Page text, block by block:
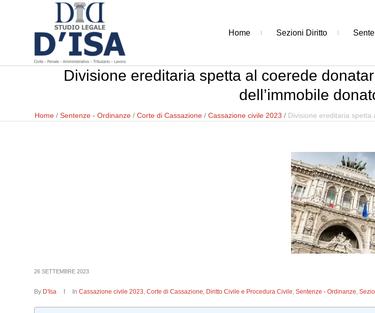
Home Sezioni Diritto
Divisione ereditaria spetta al coerede
dell’immobile
Home / Sentenze - Ordinanze / Corte di Cassazione / Cassazione civile 2023 / Divisione ereditaria spetta
26 SETTEMBRE 2023
By D'Isa InCassazione civile 2023,Corte di Cassazione, Diritto Civile e Procedura Civile,Sentenze - Ordinanze,